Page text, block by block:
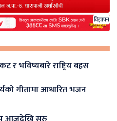
विज्ञापन
र भविष्यबारे राष्ट्रिय बहस
गीतामा आधारित भजन